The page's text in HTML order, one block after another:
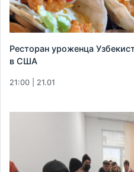
Ресторан уроженца
в США
21:00 | 21.01